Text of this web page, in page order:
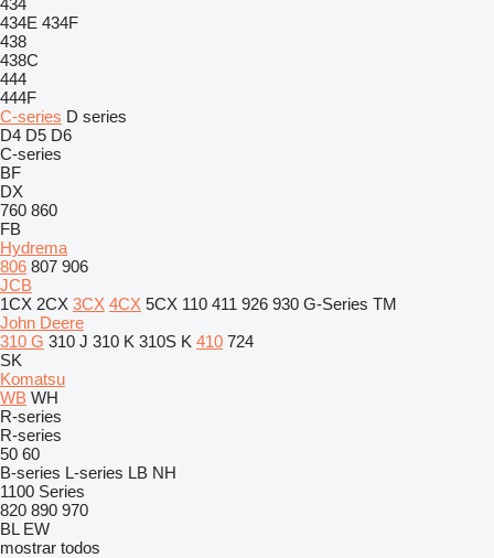
434
434E 434F
438
438C
444
444F
C-series D series
D4 D5 D6
C-series
BF
DX
760 860
FB
Hydrema
806 807 906
JCB
1CX 2CX 3CX 4CX 5CX 110 411 926 930 G-Series TM
John Deere
310 G 310 J 310 K 310S K 410 724
SK
Komatsu
WB WH
R-series
R-series
50 60
B-series L-series LB NH
1100 Series
820 890 970
BL EW
mostrar todos